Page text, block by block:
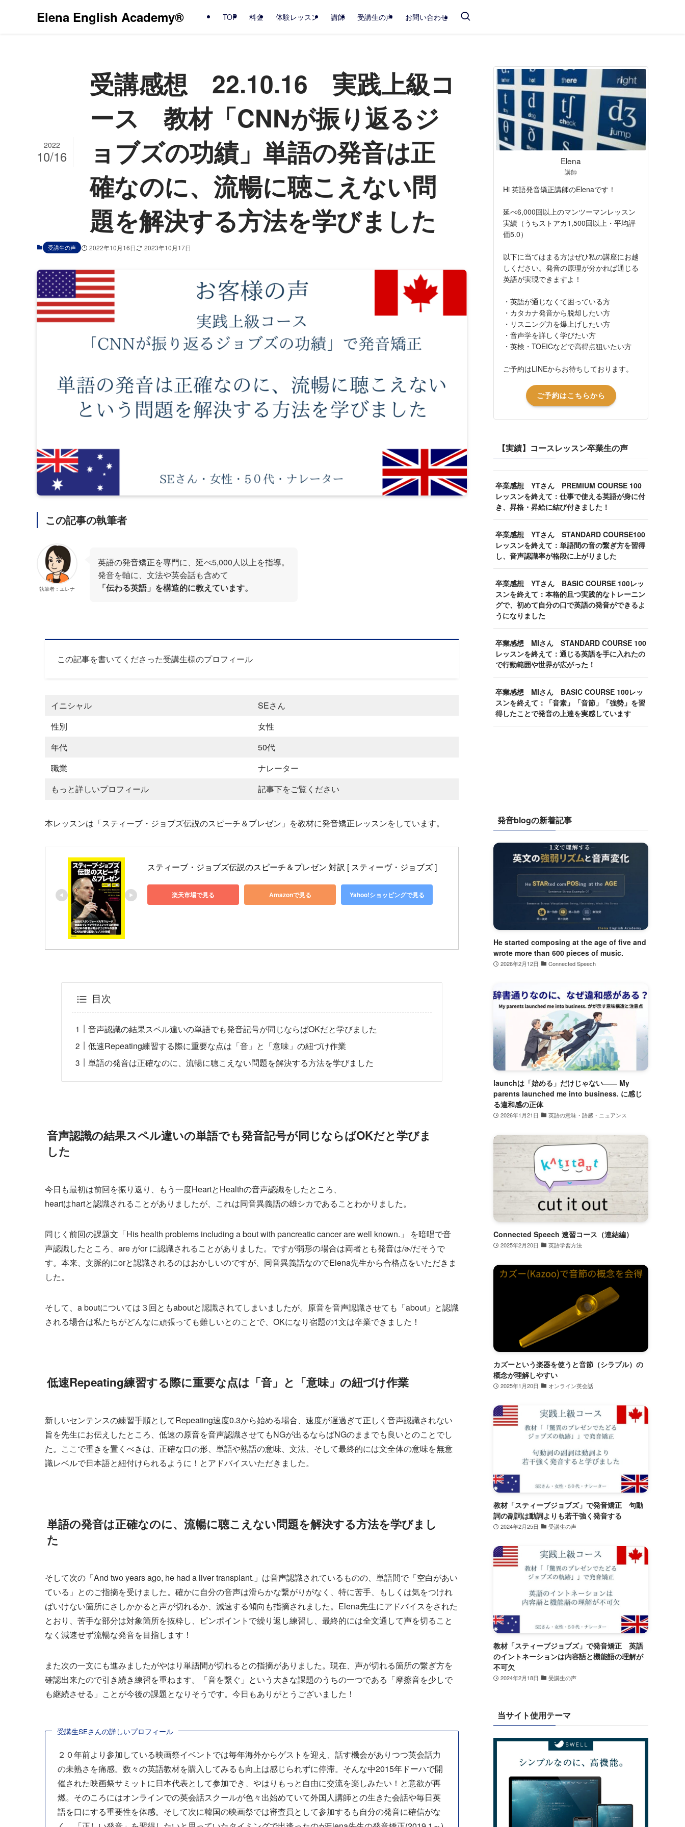
Elena English Academy® TOP 料金 体験レッスン 講師 受講生の声 お問い合わせ
受講感想 22.10.16 実践上級コ
ース 教材「CNNが振り返るジ
ョブズの功績」単語の発音は正
確なのに、流暢に聴こえない問
題を解決する方法を学びました
2022
10/16
受講生の声 2022年10月16日 2023年10月17日
この記事の執筆者
執筆者：エレナ
英語の発音矯正を専門に、延べ5,000人以上を指導。
発音を軸に、文法や英会話も含めて
「伝わる英語」を構造的に教えています。
この記事を書いてくださった受講生様のプロフィール
イニシャル
SEさん
性別
女性
年代
50代
職業
ナレーター
もっと詳しいプロフィール
記事下をご覧ください
本レッスンは「スティーブ・ジョブズ伝説のスピーチ＆プレゼン」を教材に発音矯正レッスンをしています。
スティーブ・ジョブズ伝説のスピーチ＆プレゼン 対訳 [ スティーヴ・ジョブズ ]
楽天市場で見る Amazonで見る Yahoo!ショッピングで見る
目次
音声認識の結果スペル違いの単語でも発音記号が同じならばOKだと学びました
低速Repeating練習する際に重要な点は「音」と「意味」の紐づけ作業
単語の発音は正確なのに、流暢に聴こえない問題を解決する方法を学びました
音声認識の結果スペル違いの単語でも発音記号が同じならばOKだと学びま
した
今日も最初は前回を振り返り、もう一度HeartとHealthの音声認識をしたところ、
heartはhartと認識されることがありましたが、これは同音異義語の雄シカであることわかりました。
同じく前回の課題文「His health problems including a bout with pancreatic cancer are well known.」 を暗唱で音
声認識したところ、are がor に認識されることがありました。ですが弱形の場合は両者とも発音は/ɚ/だそうで
す。本来、文脈的にorと認識されるのはおかしいのですが、同音異義語なのでElena先生から合格点をいただきま
した。
そして、a boutについては３回ともaboutと認識されてしまいましたが。原音を音声認識させても「about」と認識
される場合は私たちがどんなに頑張っても難しいとのことで、OKになり宿題の1文は卒業できました！
低速Repeating練習する際に重要な点は「音」と「意味」の紐づけ作業
新しいセンテンスの練習手順としてRepeating速度0.3から始める場合、速度が遅過ぎて正しく音声認識されない
旨を先生にお伝えしたところ、低速の原音を音声認識させてもNGが出るならばNGのままでも良いとのことでし
た。ここで重きを置くべきは、正確な口の形、単語や熟語の意味、文法、そして最終的には文全体の意味を無意
識レベルで日本語と紐付けられるように！とアドバイスいただきました。
単語の発音は正確なのに、流暢に聴こえない問題を解決する方法を学びまし
た
そして次の「And two years ago, he had a liver transplant.」は音声認識されているものの、単語間で「空白があい
ている」とのご指摘を受けました。確かに自分の音声は滑らかな繋がりがなく、特に苦手、もしくは気をつけれ
ばいけない箇所にさしかかると声が切れるか、減速する傾向も指摘されました。Elena先生にアドバイスをされた
とおり、苦手な部分は対象箇所を抜粋し、ピンポイントで繰り返し練習し、最終的には全文通して声を切ること
なく減速せず流暢な発音を目指します！
また次の一文にも進みましたがやはり単語間が切れるとの指摘がありました。現在、声が切れる箇所の繋ぎ方を
確認出来たので引き続き練習を重ねます。「音を繋ぐ」という大きな課題のうちの一つである「摩擦音を少しで
も継続させる」ことが今後の課題となりそうです。今日もありがとうございました！
受講生SEさんの詳しいプロフィール
２０年前より参加している映画祭イベントでは毎年海外からゲストを迎え、話す機会がありつつ英会話力
の未熟さを痛感。数々の英語教材を購入してみるも向上は感じられずに停滞。そんな中2015年ドーハで開
催された映画祭サミットに日本代表として参加でき、やはりもっと自由に交流を楽しみたい！と意欲が再
燃。そのころにはオンラインでの英会話スクールが色々出始めていて外国人講師との生きた会話や毎日英
語を口にする重要性を体感。そして次に韓国の映画祭では審査員として参加するも自分の発音に確信がな
Elena
講師
Hi 英語発音矯正講師のElenaです！
延べ6,000回以上のマンツーマンレッスン
実績（うちストアカ1,500回以上・平均評
価5.0）
以下に当てはまる方はぜひ私の講座にお越
しください。発音の原理が分かれば通じる
英語が実現できますよ！
・英語が通じなくて困っている方
・カタカナ発音から脱却したい方
・リスニング力を爆上げしたい方
・音声学を詳しく学びたい方
・英検・TOEICなどで高得点狙いたい方
ご予約はLINEからお待ちしております。
ご予約はこちらから
【実績】コースレッスン卒業生の声
卒業感想 YTさん PREMIUM COURSE 100
レッスンを終えて：仕事で使える英語が身に付
き、昇格・昇給に結び付きました！
卒業感想 YTさん STANDARD COURSE100
レッスンを終えて：単語間の音の繋ぎ方を習得
し、音声認識率が格段に上がりました
卒業感想 YTさん BASIC COURSE 100レッ
スンを終えて：本格的且つ実践的なトレーニン
グで、初めて自分の口で英語の発音ができるよ
うになりました
卒業感想 MIさん STANDARD COURSE 100
レッスンを終えて：通じる英語を手に入れたの
で行動範囲や世界が広がった！
卒業感想 MIさん BASIC COURSE 100レッ
スンを終えて：「音素」「音節」「強勢」を習
得したことで発音の上達を実感しています
発音blogの新着記事
He started composing at the age of five and
wrote more than 600 pieces of music.
2026年2月12日 Connected Speech
launchは「始める」だけじゃない―― My
parents launched me into business. に感じ
る違和感の正体
2026年1月21日 英語の意味・語感・ニュアンス
Connected Speech 速習コース（連結編）
2025年2月20日 英語学習方法
カズーという楽器を使うと音節（シラブル）の
概念が理解しやすい
2025年1月20日 オンライン英会話
教材「スティーブジョブズ」で発音矯正 句動
詞の副詞は動詞よりも若干強く発音する
2024年2月25日 受講生の声
教材「スティーブジョブズ」で発音矯正 英語
のイントネーションは内容語と機能語の理解が
不可欠
2024年2月18日 受講生の声
当サイト使用テーマ